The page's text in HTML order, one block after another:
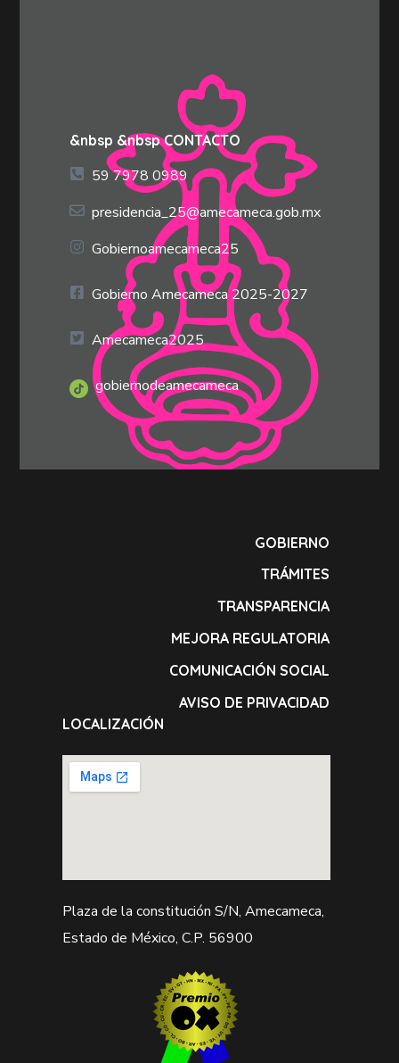
&nbsp &nbsp CONTACTO
59 7978 0989
presidencia_25@amecameca.gob.mx
Gobiernoamecameca25
Gobierno Amecameca 2025-2027
Amecameca2025
gobiernodeamecameca
GOBIERNO
TRÁMITES
TRANSPARENCIA
MEJORA REGULATORIA
COMUNICACIÓN SOCIAL
AVISO DE PRIVACIDAD
LOCALIZACIÓN
Plaza de la constitución S/N, Amecameca,
Estado de México, C.P. 56900